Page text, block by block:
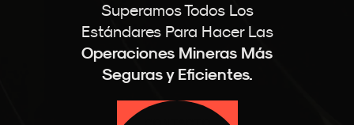
Superamos Todos Los
Estándares Para Hacer Las
Operaciones Mineras Más
Seguras y Eficientes.